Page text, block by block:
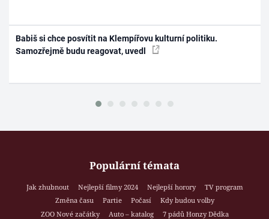
Babiš si chce posvítit na Klempířovu kulturní politiku.
Samozřejmě budu reagovat, uvedl
Populární témata
Jak zhubnout Nejlepší filmy 2024 Nejlepší horory
TV program
Změna času
Partie Počasí
Kdy budou volby
ZOO Nové začátky
Auto – katalog
7 pádů Honzy Dědka